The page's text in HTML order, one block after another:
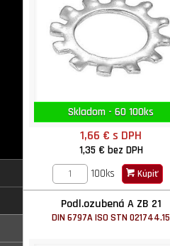
Skladom - 60 100ks
1,66 €s DPH
1,35 € bez DPH
100ks
Kúpiť
Podl.ozubená A ZB 21
DIN 6797A ISO STN 021744.15